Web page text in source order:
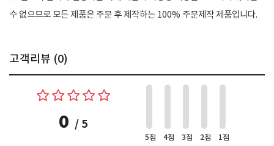
수 없으므로 모든 제품은 주문 후 제작하는 100% 주문제작 제품입니다.
고객리뷰 (0)
0 / 5
5점 4점 3점 2점 1점